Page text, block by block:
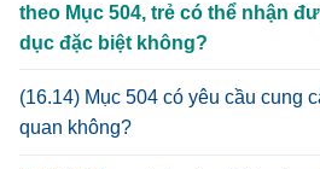
theo Mục 504, trẻ có thể nhận
dục đặc biệt không?
(16.14) Mục 504 có yêu cầu cung
quan không?